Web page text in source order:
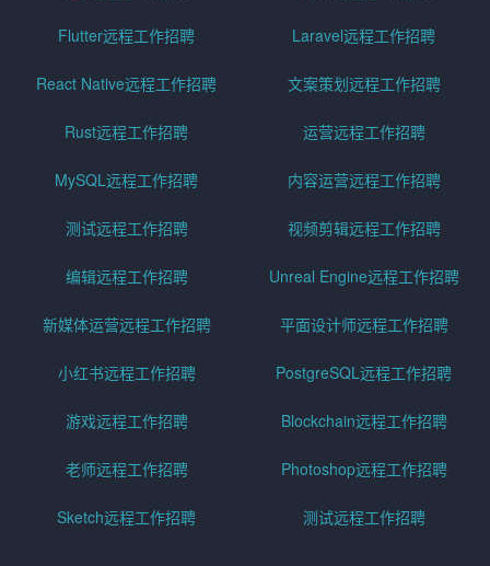
Flutter远程工作招聘 Laravel远程工作招聘
React Native远程工作招聘 文案策划远程工作招聘
Rust远程工作招聘 运营远程工作招聘
MySQL远程工作招聘 内容运营远程工作招聘
测试远程工作招聘 视频剪辑远程工作招聘
编辑远程工作招聘 Unreal Engine远程工作招聘
新媒体运营远程工作招聘 平面设计师远程工作招聘
小红书远程工作招聘 PostgreSQL远程工作招聘
游戏远程工作招聘 Blockchain远程工作招聘
老师远程工作招聘 Photoshop远程工作招聘
Sketch远程工作招聘 测试远程工作招聘